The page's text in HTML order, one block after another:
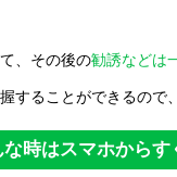
、その後の勧誘などは
することができるの
時はスマホからす